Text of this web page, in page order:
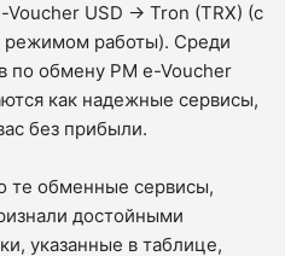
USD → Tron (TRX) (с
режимом работы). Среди
по обмену PM e-Voucher
как надежные сервисы,
без прибыли.
те обменные сервисы,
достойными
указанные в таблице,